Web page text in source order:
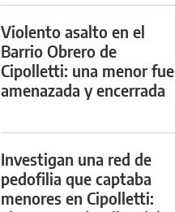
Violento asalto en el
Barrio Obrero de
Cipolletti: una menor fue
amenazada y encerrada
Investigan una red de
pedofilia que captaba
menores en Cipolletti: